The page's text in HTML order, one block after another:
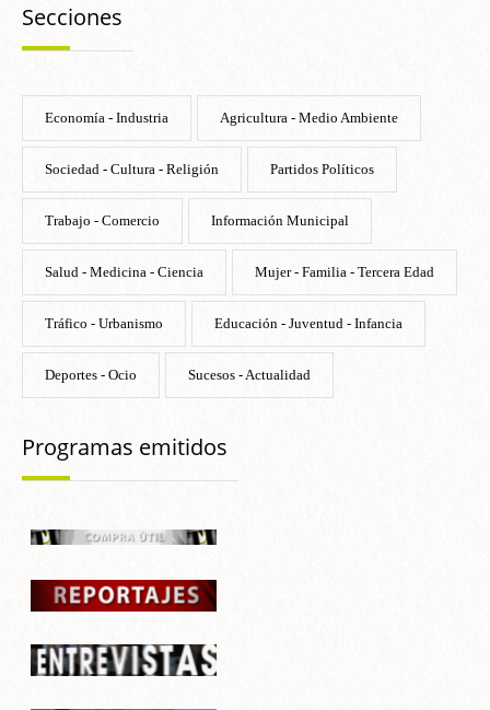
Secciones
Economía - Industria Agricultura - Medio Ambiente
Sociedad - Cultura - Religión Partidos Políticos
Trabajo - Comercio Información Municipal
Salud - Medicina - Ciencia Mujer - Familia - Tercera Edad
Tráfico - Urbanismo Educación - Juventud - Infancia
Deportes - Ocio Sucesos - Actualidad
Programas emitidos